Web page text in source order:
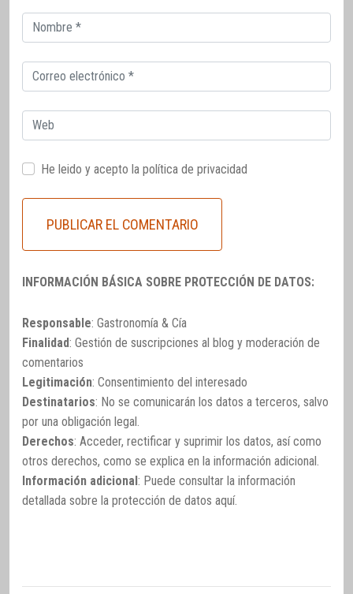
Correo
electrónico
Correo
electrónico
Web
He leido y acepto la política de privacidad
INFORMACIÓN BÁSICA SOBRE PROTECCIÓN DE DATOS:
Responsable: Gastronomía & Cía
Finalidad: Gestión de suscripciones al blog y moderación de
comentarios
Legitimación: Consentimiento del interesado
Destinatarios: No se comunicarán los datos a terceros, salvo
por una obligación legal.
Derechos: Acceder, rectificar y suprimir los datos, así como
otros derechos, como se explica en la información adicional.
Información adicional: Puede consultar la información
detallada sobre la protección de datos aquí.